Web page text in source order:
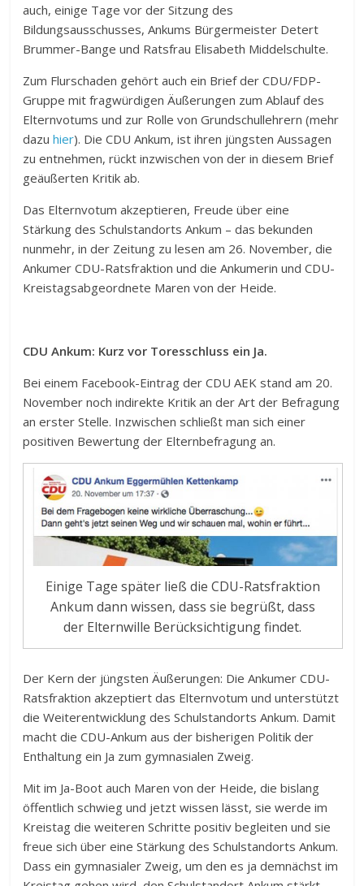
auch, einige Tage vor der Sitzung des
Bildungsausschusses, Ankums Bürgermeister Detert
Brummer-Bange und Ratsfrau Elisabeth Middelschulte.
Zum Flurschaden gehört auch ein Brief der CDU/FDP-
Gruppe mit fragwürdigen Äußerungen zum Ablauf des
Elternvotums und zur Rolle von Grundschullehrern (mehr
dazuhier). Die CDU Ankum, ist ihren jüngsten Aussagen
zu entnehmen, rückt inzwischen von der in diesem Brief
geäußerten Kritik ab.
Das Elternvotum akzeptieren, Freude über eine
Stärkung des Schulstandorts Ankum – das bekunden
nunmehr, in der Zeitung zu lesen am 26. November, die
Ankumer CDU-Ratsfraktion und die Ankumerin und CDU-
Kreistagsabgeordnete Maren von der Heide.
CDU Ankum: Kurz vor Toresschluss ein Ja.
Bei einem Facebook-Eintrag der CDU AEK stand am 20.
November noch indirekte Kritik an der Art der Befragung
an erster Stelle. Inzwischen schließt man sich einer
positiven Bewertung der Elternbefragung an.
Einige Tage später ließ die CDU-Ratsfraktion
Ankum dann wissen, dass sie begrüßt, dass
der Elternwille Berücksichtigung findet.
Der Kern der jüngsten Äußerungen: Die Ankumer CDU-
Ratsfraktion akzeptiert das Elternvotum und unterstützt
die Weiterentwicklung des Schulstandorts Ankum. Damit
macht die CDU-Ankum aus der bisherigen Politik der
Enthaltung ein Ja zum gymnasialen Zweig.
Mit im Ja-Boot auch Maren von der Heide, die bislang
öffentlich schwieg und jetzt wissen lässt, sie werde im
Kreistag die weiteren Schritte positiv begleiten und sie
freue sich über eine Stärkung des Schulstandorts Ankum.
Dass ein gymnasialer Zweig, um den es ja demnächst im